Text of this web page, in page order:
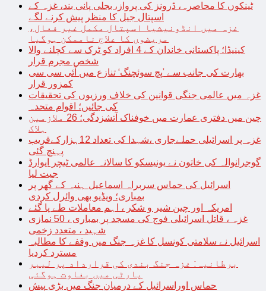
ٹینکوں کا محاصرہ، ڈرونز کی پرواز، بجلی پانی بند، غزہ کے
اسپتال جیل کا منظر پیش کرنے لگے
غزہ میں انڈونیشیا اسپتال مکمل غیر فعال،
مریضوں کا علاج ناممکن ہوگیا
کینیڈا؛ پاکستانی خاندان کے 4 افراد کو ٹرک سے کچلنے والا
شخص مجرم قرار
بھارت کی جانب سے ’پچ سوئچنگ‘ تنازع میں آئی سی سی
کمزور قرار
غزہ میں عالمی جنگی قوانین کی خلاف ورزیوں کی تحقیقات
کی جائیں؛ اقوام متحدہ
چین میں دفتری عمارت میں خوفناک آتشزدگی؛ 26 ملازمین
ہلاک
غزہ پر اسرائیلی حملےجاری ،شہدا کی تعداد 12ہزارکےقریب
پہنچ گئی
گوجرانوالہ کی خاتون نے یونیسکو کا سالانہ عالمی ٹیچر ایوارڈ
جیت لیا
اسرائیل کی حماس سربراہ اسماعیل ہنیہ کے گھر پر
بمباری؛ ویڈیو بھی وائرل کردی
امریکہ اور چین شیر و شکر ، اہم معاملات طے پا گئے
غزہ ، قاتل اسرائیلی فوج کی مسجد پر بمباری ، 50 نمازی
شہید ، متعدد زخمی
اسرائیل نے سلامتی کونسل کا غزہ جنگ میں وقفے کا مطالبہ
مسترد کردیا
برطانیہ: غزہ جنگ بندی کی قرارداد پر لیبر
پارٹی میں بغاوت ہوگئی
حماس اوراسرائیل کے درمیان جنگ میں بڑی پیش